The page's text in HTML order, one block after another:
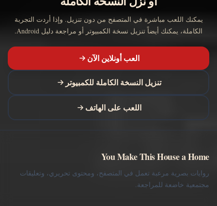
يمكنك اللعب مباشرة في المتصفح من دون تنزيل. وإذا أردت التجربة
الكاملة، يمكنك أيضاً تنزيل نسخة الكمبيوتر أو مراجعة دليل Android.
العب أونلاين الآن
تنزيل النسخة الكاملة للكمبيوتر
اللعب على الهاتف
You Make This House a Home
روايات بصرية مرعبة تعمل في المتصفح، ومحتوى تحريري، وتعليقات
مجتمعية خاضعة للمراجعة.